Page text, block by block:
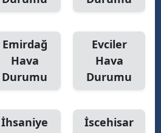
Muş
Nevşehir
Ordu
Sakarya
Emirdağ
Hava
Durumu
Evciler
Hava
Durumu
İhsaniye
İscehisar